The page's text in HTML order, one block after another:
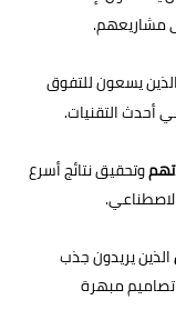
مشاريعهم.
الذين يسعون للتفوق
أحدث التقنيات.
وتحقيق نتائج أسرع
الذين يريدون جذب
مبهرة